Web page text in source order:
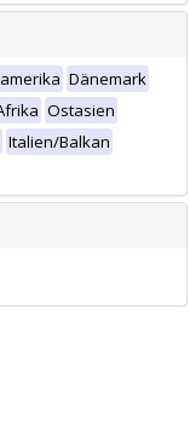
Dänemark
Ostasien
Italien/Balkan